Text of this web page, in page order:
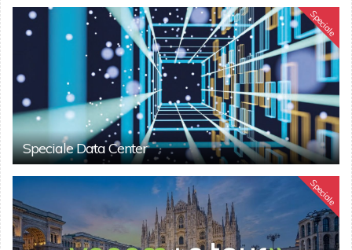
Speciale
Speciale Data Center
Speciale